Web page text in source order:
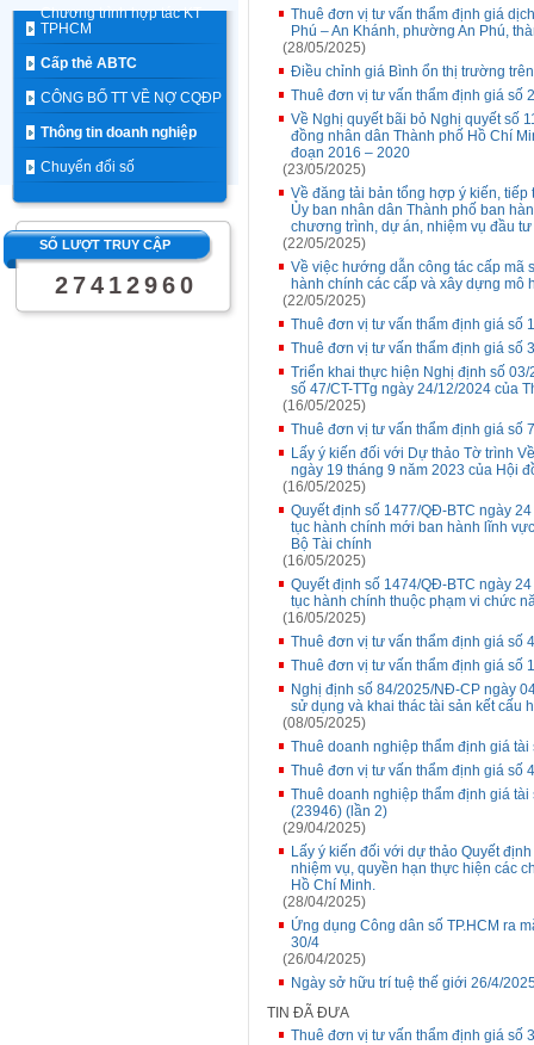
Chương trình hợp tác KT
TPHCM
Cấp thẻ ABTC
CÔNG BỐ TT VỀ NỢ CQĐP
Thông tin doanh nghiệp
Chuyển đổi số
SỐ LƯỢT TRUY CẬP
2 7 4 1 2 9 6 0
Thuê đơn vị tư vấn thẩm định giá
Phú – An Khánh, phường An Phú,
(28/05/2025)
Điều chỉnh giá Bình ổn thị trường
Thuê đơn vị tư vấn thẩm định giá số
Về Nghị quyết bãi bỏ Nghị quyết số
đồng nhân dân Thành phố Hồ Chí
đoạn 2016 – 2020
(23/05/2025)
Về đăng tải bản tổng hợp ý kiến,
Ủy ban nhân dân Thành phố ban
chương trình, dự án, nhiệm vụ đầu
(22/05/2025)
Về việc hướng dẫn công tác cấp mã
hành chính các cấp và xây dựng
(22/05/2025)
Thuê đơn vị tư vấn thẩm định giá số
Thuê đơn vị tư vấn thẩm định giá số
Triển khai thực hiện Nghị định số
số 47/CT-TTg ngày 24/12/2024 của
(16/05/2025)
Thuê đơn vị tư vấn thẩm định giá số
Lấy ý kiến đối với Dự thảo Tờ trình
ngày 19 tháng 9 năm 2023 của Hội
(16/05/2025)
Quyết định số 1477/QĐ-BTC ngày
tục hành chính mới ban hành lĩnh
Bộ Tài chính
(16/05/2025)
Quyết định số 1474/QĐ-BTC ngày
tục hành chính thuộc phạm vi chức
(16/05/2025)
Thuê đơn vị tư vấn thẩm định giá số
Thuê đơn vị tư vấn thẩm định giá số
Nghị định số 84/2025/NĐ-CP ngày
sử dụng và khai thác tài sản kết cấu
(08/05/2025)
Thuê doanh nghiệp thẩm định giá
Thuê đơn vị tư vấn thẩm định giá số
Thuê doanh nghiệp thẩm định giá
(23946) (lần 2)
(29/04/2025)
Lấy ý kiến đối với dự thảo Quyết
nhiệm vụ, quyền hạn thực hiện các
Hồ Chí Minh.
(28/04/2025)
Ứng dụng Công dân số TP.HCM ra
30/4
(26/04/2025)
Ngày sở hữu trí tuệ thế giới 26/4/
TIN ĐÃ ĐƯA
Thuê đơn vị tư vấn thẩm định giá số